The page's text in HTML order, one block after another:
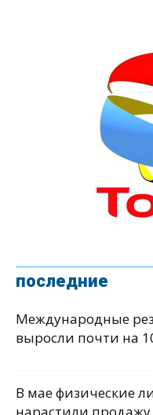
последние
Международные
выросли почти на
В мае физические